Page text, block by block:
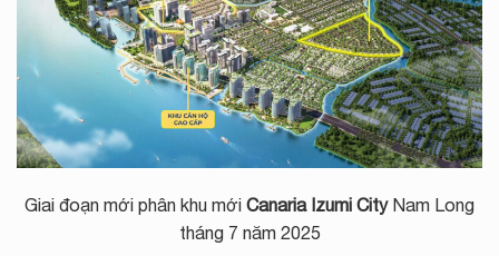
Giai đoạn mới phân khu mới Canaria Izumi CityNam Long
tháng 7 năm 2025